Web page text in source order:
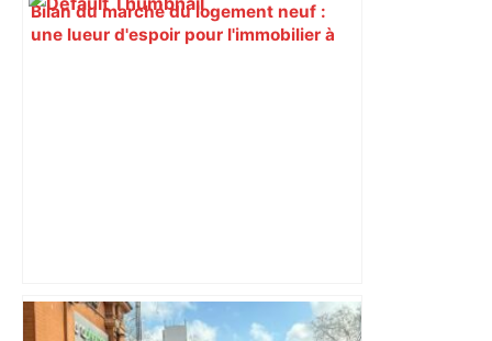
Bilan du marché du logement neuf :
une lueur d'espoir pour l'immobilier à
"C'est la reprise des bouchons et c'est